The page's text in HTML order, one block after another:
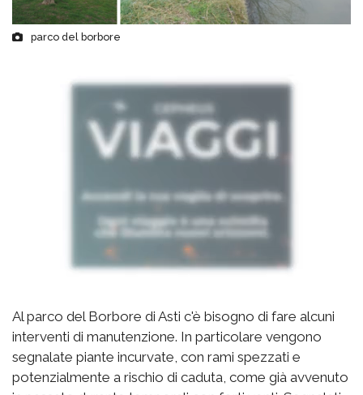
parco del borbore
Al parco del Borbore di Asti c'è bisogno di fare alcuni
interventi di manutenzione. In particolare vengono
segnalate piante incurvate, con rami spezzati e
potenzialmente a rischio di caduta, come già avvenuto